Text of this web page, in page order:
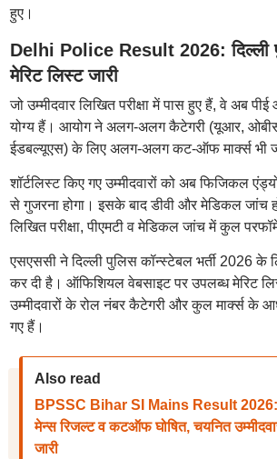
हुए।
Delhi Police Result 2026: दिल्ली
मेरिट लिस्ट जारी
जो उम्मीदवार लिखित परीक्षा में पास हुए हैं, वे अब
योग्य हैं। आयोग ने अलग-अलग कैटेगरी (यूआर,
ईडबल्यूएस) के लिए अलग-अलग कट-ऑफ मार्क्स भी
शॉर्टलिस्ट किए गए उम्मीदवारों को अब फिजिकल
से गुजरना होगा। इसके बाद डीवी और मेडिकल जांच
लिखित परीक्षा, पीएमटी व मेडिकल जांच में कुल
एसएससी ने दिल्ली पुलिस कॉन्स्टेबल भर्ती 2026 के
कर दी है। ऑफिशियल वेबसाइट पर उपलब्ध मेरिट
उम्मीदवारों के रोल नंबर कैटेगरी और कुल मार्क्स के
गए हैं।
Also read
BPSSC Bihar SI Mains Result 2026:
मेन्स रिजल्ट व कटऑफ घोषित, चयनित
जारी